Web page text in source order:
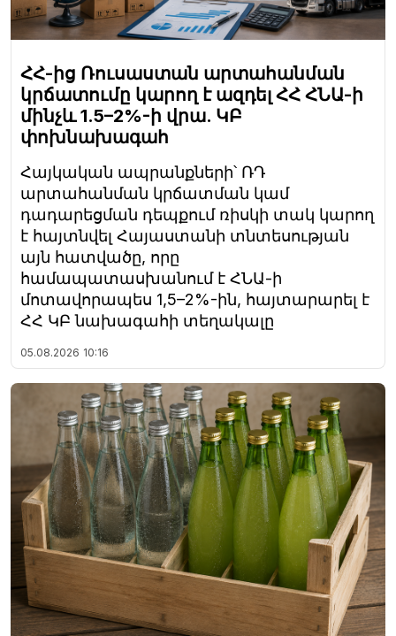
ՀՀ-ից Ռուսաստան արտահանման
կրճատումը կարող է ազդել ՀՀ ՀՆԱ-ի
մինչև 1.5–2%-ի վրա. ԿԲ
փոխնախագահ
Հայկական ապրանքների՝ ՌԴ
արտահանման կրճատման կամ
դադարեցման դեպքում ռիսկի տակ կարող
է հայտնվել Հայաստանի տնտեսության
այն հատվածը, որը
համապատասխանում է ՀՆԱ-ի
մոտավորապես 1,5–2%-ին, հայտարարել է
ՀՀ ԿԲ նախագահի տեղակալը
05.08.2026 10:16